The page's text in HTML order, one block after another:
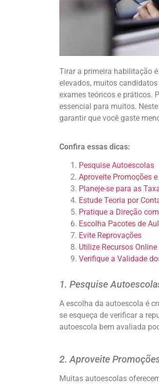
Tirar a primeira habilitação
elevados, muitos candidatos
exames teóricos e práticos.
essencial para muitos. Neste
garantir que você gaste
Confira essas dicas:
Pesquise Autoescolas
Aproveite Promoções
Planeje-se para as
Estude Teoria por
Pratique a Direção
Escolha Pacotes de
Evite Reprovações
Utilize Recursos Online
Verifique a Validade
1. Pesquise
A escolha da autoescola é
se esqueça de verificar a
autoescola bem avaliada
2. Aproveite
Muitas autoescolas